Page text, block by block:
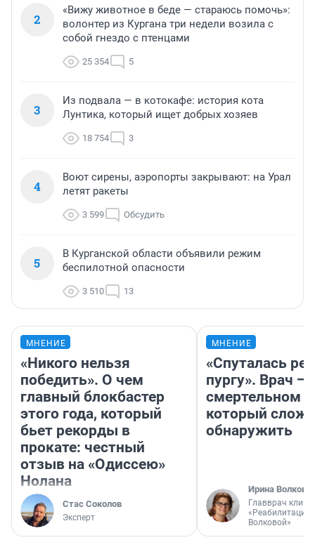
2
«Вижу животное в беде — стараюсь помочь»:
волонтер из Кургана три недели возила с
собой гнездо с птенцами
25 354 5
3
Из подвала — в котокафе: история кота
Лунтика, который ищет добрых хозяев
18 754 3
4
Воют сирены, аэропорты закрывают: на Урал
летят ракеты
3 599 Обсудить
5
В Курганской области объявили режим
беспилотной опасности
3 510 13
МНЕНИЕ
«Никого нельзя
победить». О чем
главный блокбастер
этого года, который
бьет рекорды в
прокате: честный
отзыв на «Одиссею»
Нолана
Стас Соколов
Эксперт
МНЕНИЕ
«Спуталась
пургу». Врач —
смертельном
который
обнаружить
Ирина Волкова
Главврач
«Реабилитация
Волковой»